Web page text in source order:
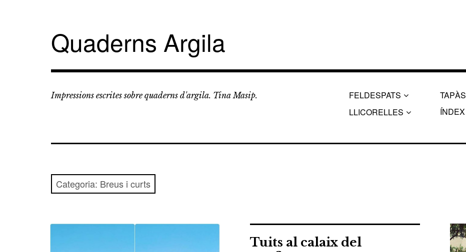
Quaderns Argila
Impressions escrites sobre quaderns d'argila. Tina Masip.
FELDESPATS
LLICORELLES
TAPÀS
ÍNDEX
Categoria: Breus i curts
Tuits al calaix del